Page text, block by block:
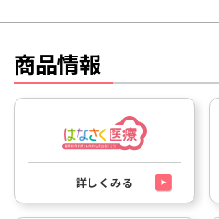
商品情報
詳しくみる